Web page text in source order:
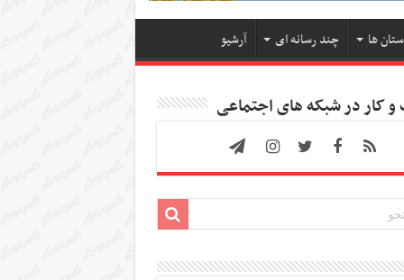
ها چند رسانه ای آرشیو
کار در شبکه های اجتماعی